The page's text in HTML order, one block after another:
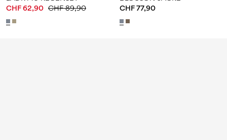
CHF 62,90 CHF 89,90
CHF 77,90